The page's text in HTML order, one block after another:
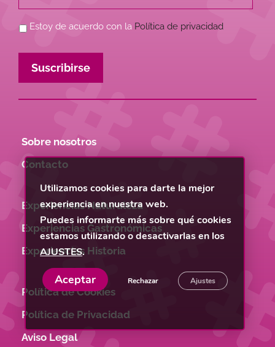
Política
Privacidad *
Estoy de acuerdo con la Política de privacidad
Suscribirse
Sobre nosotros
Contacto
Experiencias Naturaleza
Experiencias Gastronómicas
Experiencias Historia
Política de Cookies
Política de Privacidad
Aviso Legal
Utilizamos cookies para darte la mejor
experiencia en nuestra web.
Puedes informarte más sobre qué cookies
estamos utilizando o desactivarlas en los
AJUSTES.
Aceptar Rechazar Ajustes